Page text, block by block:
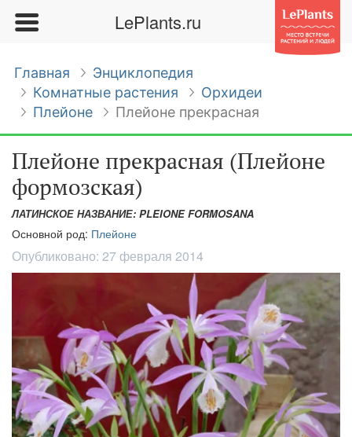
LePlants.ru
Главная
Энциклопедия
Комнатные растения
Орхидеи
Плейоне
Плейоне прекрасная
Плейоне прекрасная (Плейоне
формозская)
ЛАТИНСКОЕ НАЗВАНИЕ: PLEIONE FORMOSANA
Основной род: Плейоне
Опубликовано: 27 февраля 2014